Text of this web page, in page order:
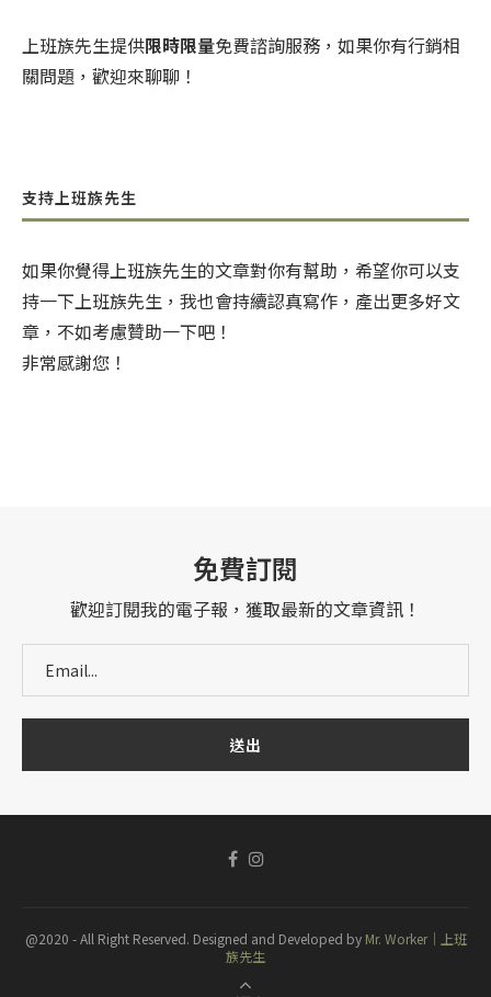
上班族先生提供限時限量免費諮詢服務，如果你有行銷相
關問題，歡迎來聊聊！
支持上班族先生
如果你覺得上班族先生的文章對你有幫助，希望你可以支
持一下上班族先生，我也會持續認真寫作，產出更多好文
章，不如考慮贊助一下吧！
非常感謝您！
免費訂閱
歡迎訂閱我的電子報，獲取最新的文章資訊！
@2020 - All Right Reserved. Designed and Developed by Mr. Worker｜上班
族先生